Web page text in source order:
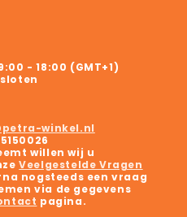
- 18:00 (GMT+1)
winkel.nl
willen wij u
Veelgestelde Vragen
nogsteeds een vraag
via de gegevens
pagina.